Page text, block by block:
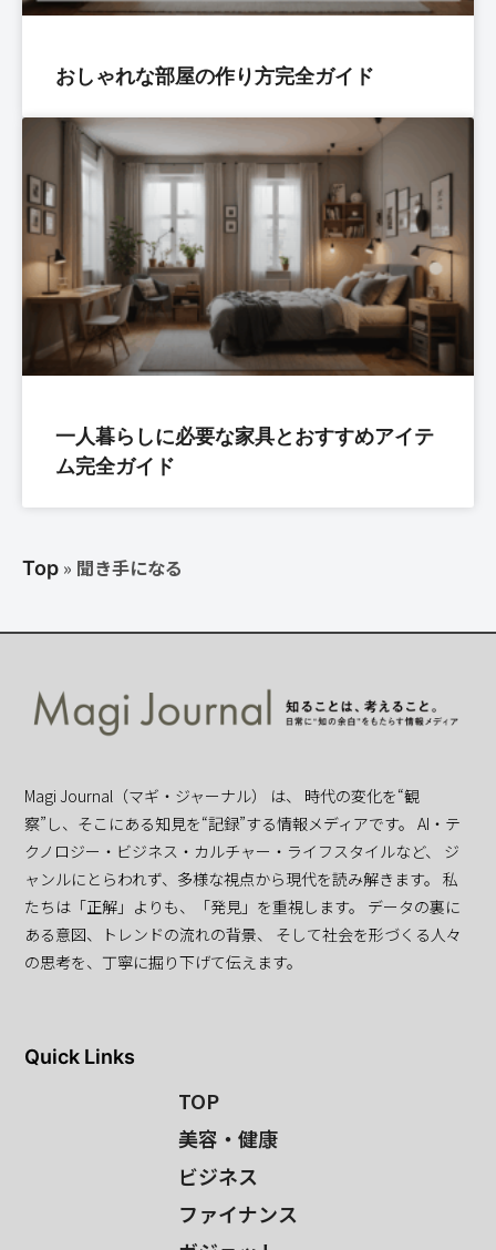
おしゃれな部屋の作り方完全ガイド
一人暮らしに必要な家具とおすすめアイテ
ム完全ガイド
Top » 聞き手になる
Magi Journal（マギ・ジャーナル） は、 時代の変化を“観
察”し、そこにある知見を“記録”する情報メディアです。 AI・テ
クノロジー・ビジネス・カルチャー・ライフスタイルなど、 ジ
ャンルにとらわれず、多様な視点から現代を読み解きます。 私
たちは「正解」よりも、「発見」を重視します。 データの裏に
ある意図、トレンドの流れの背景、 そして社会を形づくる人々
の思考を、丁寧に掘り下げて伝えます。
Quick Links
TOP
美容・健康
ビジネス
ファイナンス